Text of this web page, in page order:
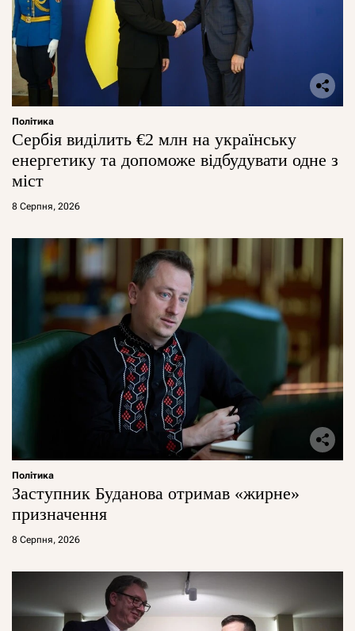
Політика
Сербія виділить €2 млн на українську
енергетику та допоможе відбудувати одне з
міст
8 Серпня, 2026
Політика
Заступник Буданова отримав «жирне»
призначення
8 Серпня, 2026